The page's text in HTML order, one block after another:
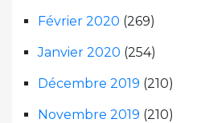
Février 2020 (269)
Janvier 2020 (254)
Décembre 2019 (210)
Novembre 2019 (210)